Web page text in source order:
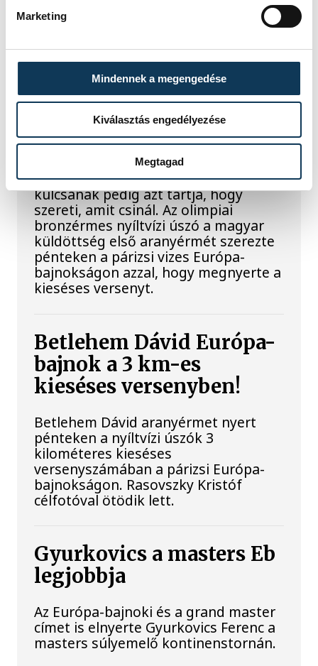
Marketing
Mindennek a megengedése
Kiválasztás engedélyezése
Megtagad
SPORT
Betlehem Dávid:
szeretem, amit csinálok
Betlehem Dávid azt mondta, kiváló
formában érzi magát, a sikere
kulcsának pedig azt tartja, hogy
szereti, amit csinál. Az olimpiai
bronzérmes nyíltvízi úszó a magyar
küldöttség első aranyérmét szerezte
pénteken a párizsi vizes Európa-
bajnokságon azzal, hogy megnyerte a
kieséses versenyt.
Betlehem Dávid Európa-
bajnok a 3 km-es
kieséses versenyben!
Betlehem Dávid aranyérmet nyert
pénteken a nyíltvízi úszók 3
kilométeres kieséses
versenyszámában a párizsi Európa-
bajnokságon. Rasovszky Kristóf
célfotóval ötödik lett.
Gyurkovics a masters Eb
legjobbja
Az Európa-bajnoki és a grand master
címet is elnyerte Gyurkovics Ferenc a
masters súlyemelő kontinenstornán.